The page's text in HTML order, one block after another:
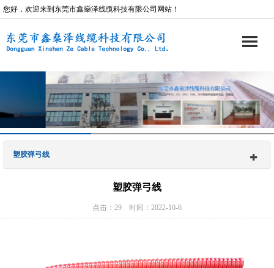
您好，欢迎来到东莞市鑫燊泽线缆科技有限公司网站！
塑胶弹弓线
塑胶弹弓线
点击：29 时间：2022-10-6